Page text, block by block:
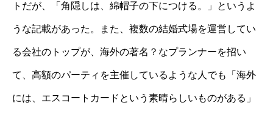
トだが、「角隠しは、綿帽子の下につける。」というよ
うな記載があった。また、複数の結婚式場を運営してい
る会社のトップが、海外の著名？なプランナーを招い
て、高額のパーティを主催しているような人でも「海外
には、エスコートカードという素晴らしいものがある」